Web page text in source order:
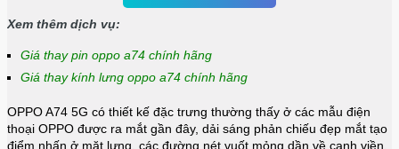
Xem thêm dịch vụ:
Giá thay pin oppo a74 chính hãng
Giá thay kính lưng oppo a74 chính hãng
OPPO A74 5G có thiết kế đặc trưng thường thấy ở các mẫu điện
thoại OPPO được ra mắt gần đây, dải sáng phản chiếu đẹp mắt tạo
điểm nhấn ở mặt lưng, các đường nét vuốt mỏng dần về cạnh viền,